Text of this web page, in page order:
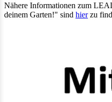
Nähere Informationen zum
deinem Garten!" sind hierzu